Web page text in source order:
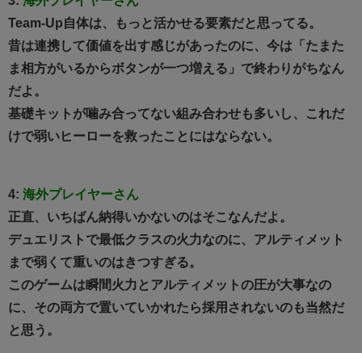
Team-Up自体は、もっと活かせる要素だと思ってる。
昔は連携して価値を出す感じがあったのに、今は「たまた
ま相方がいるからボタンが一つ増える」で終わりがちなん
だよ。
基礎キットが噛み合ってない組み合わせも多いし、これだ
けで弱いヒーローを救ったことにはならない。
4: 海外プレイヤーさん
正直、いちばん納得いかないのはそこなんだよ。
デュエリストで最低クラスの火力なのに、アルティメット
まで弱くて重いのはきつすぎる。
このゲームは瞬間火力とアルティメットの圧が大事なの
に、その両方で置いていかれたら採用されないのも当然だ
と思う。